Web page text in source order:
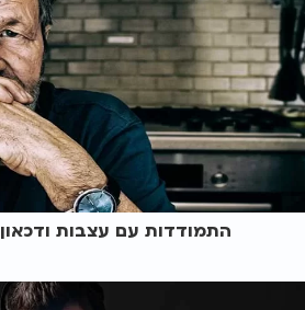
התמודדות עם עצבות ודכאון